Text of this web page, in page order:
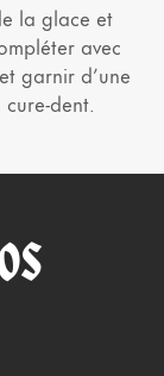
la glace et
avec
garnir d’une
dent.